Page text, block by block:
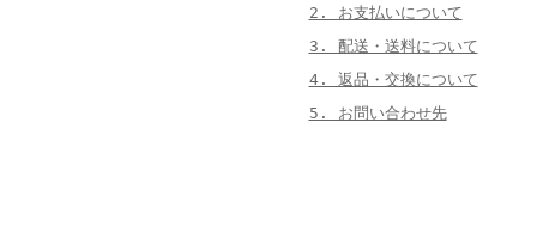
2. お支払いについて
3. 配送・送料について
4. 返品・交換について
5. お問い合わせ先